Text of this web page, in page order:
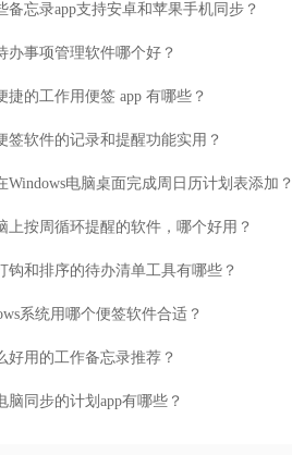
备忘录app支持安卓和苹果手机同步？
办事项管理软件哪个好？
捷的工作用便签 app 有哪些？
签软件的记录和提醒功能实用？
Windows电脑桌面完成周日历计划表添加？
上按周循环提醒的软件，哪个好用？
钩和排序的待办清单工具有哪些？
系统用哪个便签软件合适？
好用的工作备忘录推荐？
脑同步的计划app有哪些？